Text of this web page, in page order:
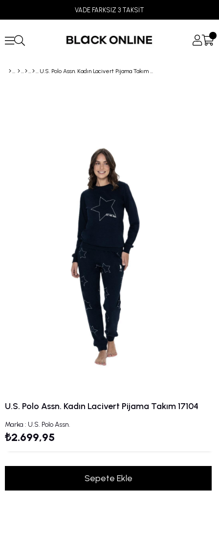
VADE FARKSIZ 3 TAKSİT
U.S. Polo Assn. Kadın Lacivert Pijama Takım 17104
U.S. Polo Assn. Kadın Lacivert Pijama Takım 17104
Marka : U.S. Polo Assn.
₺2.699,95